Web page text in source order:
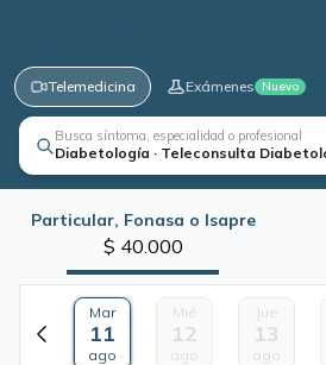
Telemedicina Exámenes Nuevo
Busca síntoma, especialidad o profesional
Diabetología · Teleconsulta
Particular, Fonasa o Isapre
$ 40.000
Mar
11
ago
Mié
12
ago
Jue
13
ago